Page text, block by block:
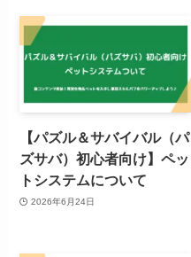
【パズル＆サバイバル（パ
ズサバ）初心者向け】ペッ
トシステムについて
2026年6月24日